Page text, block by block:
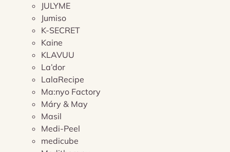
JULYME
Jumiso
K-SECRET
Kaine
KLAVUU
La’dor
LalaRecipe
Ma:nyo Factory
Máry & May
Masil
Medi-Peel
medicube